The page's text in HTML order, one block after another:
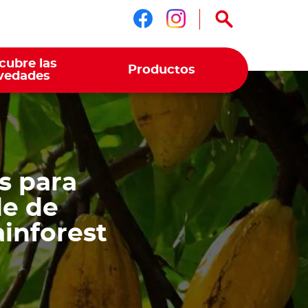
Síguenos en
Síguenos en
las
Productos
para
de